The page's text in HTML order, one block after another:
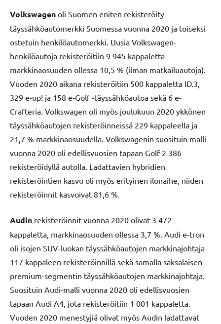
Volkswagen oli Suomen eniten rekisteröity
täyssähköautomerkki Suomessa vuonna 2020 ja toiseksi
ostetuin henkilöautomerkki. Uusia Volkswagen-
henkilöautoja rekisteröitiin 9 945 kappaletta
markkinaosuuden ollessa 10,5 % (ilman matkailuautoja).
Vuoden 2020 aikana rekisteröitiin 500 kappaletta ID.3,
329 e-up! ja 158 e-Golf -täyssähköautoa sekä 6 e-
Crafteria. Volkswagen oli myös joulukuun 2020 ykkönen
täyssähköautojen rekisteröinneissä 229 kappaleella ja
21,7 % markkinaosuudella. Volkswagenin suosituin malli
vuonna 2020 oli edellisvuosien tapaan Golf 2 386
rekisteröidyllä autolla. Ladattavien hybridien
rekisteröintien kasvu oli myös erityinen ilonaihe, niiden
rekisteröinnit kasvoivat 81,6 %.
Audin rekisteröinnit vuonna 2020 olivat 3 472
kappaletta, markkinaosuuden ollessa 3,7 %. Audi e-tron
oli isojen SUV-luokan täyssähköautojen markkinajohtaja
117 kappaleen rekisteröinnillä sekä samalla saksalaisen
premium-segmentin täyssähköautojen markkinajohtaja.
Suosituin Audi-malli vuonna 2020 oli edellisvuosien
tapaan Audi A4, jota rekisteröitiin 1 001 kappaletta.
Vuoden 2020 menestyjiä olivat myös Audin ladattavat